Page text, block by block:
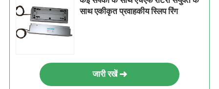
साथ एकीकृत प्रवाहकीय स्लिप रिंग
जारी रखें